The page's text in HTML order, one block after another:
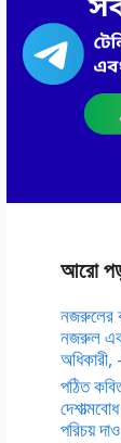
আরো
নজরুলের
নজরুল এক
পঠিত
পরিচয়